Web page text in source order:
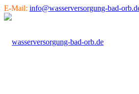
E-Mail: info@wasserversorgung-bad-